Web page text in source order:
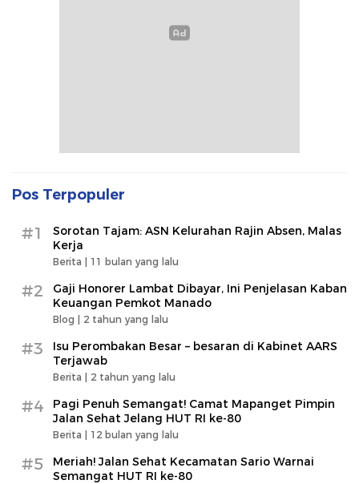
Pos Terpopuler
#1
Sorotan Tajam: ASN Kelurahan Rajin Absen, Malas
Kerja
Berita | 11 bulan yang lalu
#2
Gaji Honorer Lambat Dibayar, Ini Penjelasan Kaban
Keuangan Pemkot Manado
Blog | 2 tahun yang lalu
#3
Isu Perombakan Besar – besaran di Kabinet AARS
Terjawab
Berita | 2 tahun yang lalu
#4
Pagi Penuh Semangat! Camat Mapanget Pimpin
Jalan Sehat Jelang HUT RI ke-80
Berita | 12 bulan yang lalu
#5
Meriah! Jalan Sehat Kecamatan Sario Warnai
Semangat HUT RI ke-80